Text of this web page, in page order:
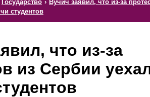
Государство › Вучич заявил, что из-за
студентов
что из-за
из Сербии